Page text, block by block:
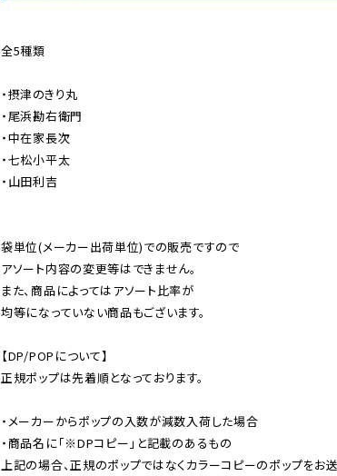
全5種類
・摂津のきり丸
・尾浜勘右衛門
・中在家長次
・七松小平太
・山田利吉
袋単位(メーカー出荷単位)での販売ですので
アソート内容の変更等はできません。
また、商品によってはアソート比率が
均等になっていない商品もございます。
【DP/POPについて】
正規ポップは先着順となっております。
・メーカーからポップの入数が減数入荷した場合
・商品名に「※DPコピー」と記載のあるもの
上記の場合、正規のポップではなくカラーコピーのポップをお